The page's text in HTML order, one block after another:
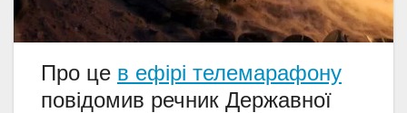
Про це в ефірі телемарафону
повідомив речник Державної